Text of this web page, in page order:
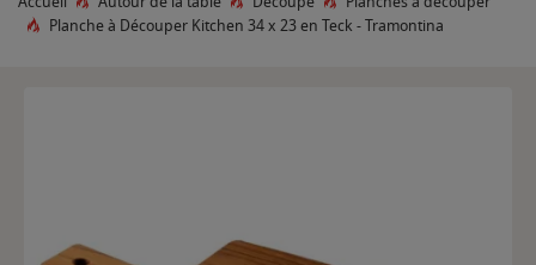
Planche à Découper Kitchen 34 x 23 en Teck - Tramontina